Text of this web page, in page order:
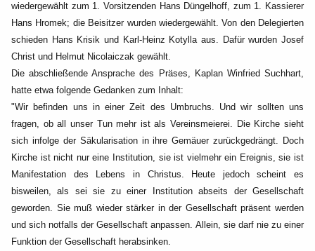
wiedergewählt zum 1. Vorsitzenden Hans Düngelhoff, zum 1. Kassierer
Hans Hromek; die Beisitzer wurden wiedergewählt. Von den Delegierten
schieden Hans Krisik und Karl-Heinz Kotylla aus. Dafürwurden Josef
Christ und Helmut Nicolaiczak gewählt.
Die abschließende Ansprache des Präses, Kaplan Winfried Suchhart,
hatte etwa folgende Gedanken zum Inhalt:
"Wir befinden uns in einer Zeit des Umbruchs. Und wir sollten uns
fragen, ob all unser Tun mehr ist alsVereinsmeierei. Die Kirche sieht
sich infolge der Säkularisation in ihre Gemäuer zurückgedrängt. Doch
Kirche ist nicht nur eine Institution, sie ist vielmehr ein Ereignis, sie ist
Manifestation des Lebens in Christus. Heute jedoch scheint es
bisweilen, als seisie zu einer Institution abseits der Gesellschaft
geworden. Sie muß wieder stärker in der Gesellschaftpräsent werden
und sich notfalls der Gesellschaft anpassen. Allein, sie darf nie zu einer
Funktion der Gesellschaft herabsinken.